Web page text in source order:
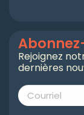
Rejoignez
dernières